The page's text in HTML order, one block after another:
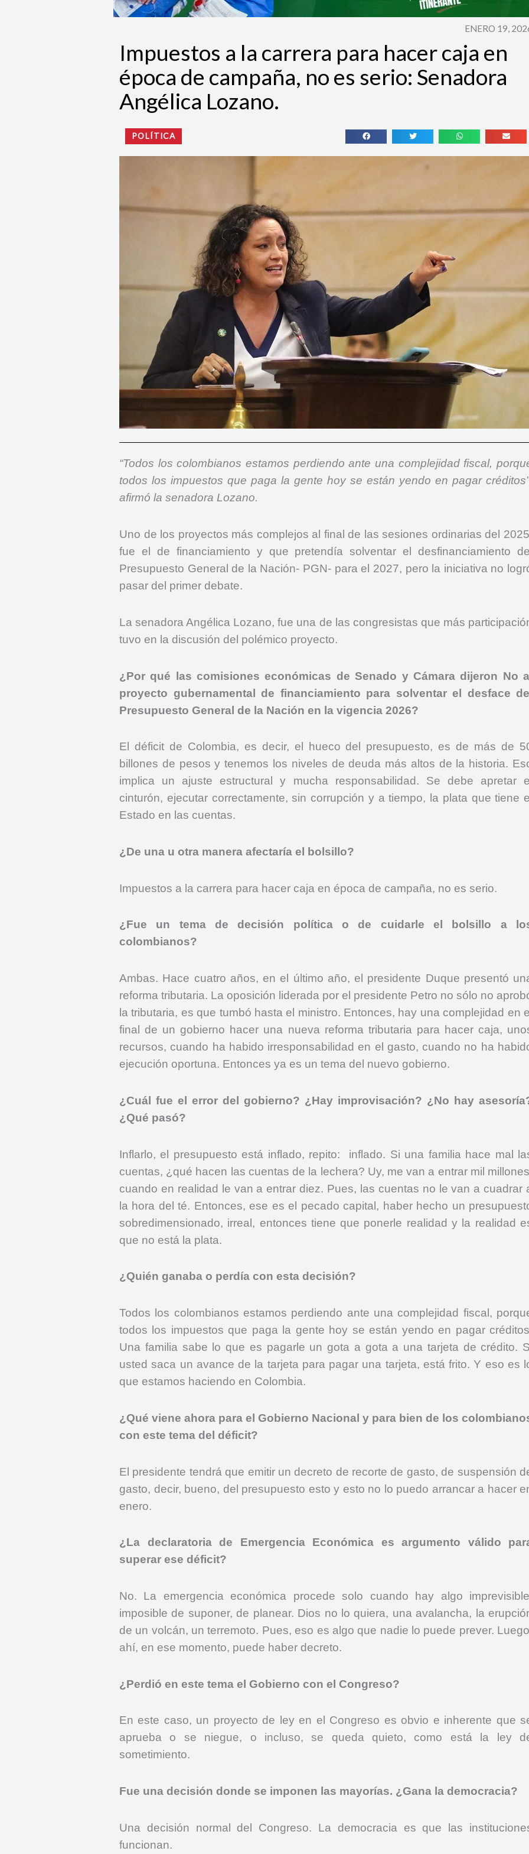
ENERO 19,
Impuestos a la carrera para hacer caja en
época de campaña, no es serio: Senadora
Angélica Lozano.
POLÍTICA
“Todos los colombianos estamos perdiendo ante una complejidad fiscal,
todos los impuestos que paga la gente hoy se están yendo en pagar
afirmó la senadora Lozano.
Uno de los proyectos más complejos al final de las sesiones ordinarias del
fue el de financiamiento y que pretendía solventar el desfinanciamiento
Presupuesto General de la Nación- PGN- para el 2027, pero la iniciativa no
pasar del primer debate.
La senadora Angélica Lozano, fue una de las congresistas que más
tuvo en la discusión del polémico proyecto.
¿Por qué las comisiones económicas de Senado y Cámara dijeron No
proyecto gubernamental de financiamiento para solventar el desface
Presupuesto General de la Nación en la vigencia 2026?
El déficit de Colombia, es decir, el hueco del presupuesto, es de más de
billones de pesos y tenemos los niveles de deuda más altos de la historia.
implica un ajuste estructural y mucha responsabilidad. Se debe apretar
cinturón, ejecutar correctamente, sin corrupción y a tiempo, la plata que tiene
Estado en las cuentas.
¿De una u otra manera afectaría el bolsillo?
Impuestos a la carrera para hacer caja en época de campaña, no es serio.
¿Fue un tema de decisión política o de cuidarle el bolsillo a
colombianos?
Ambas. Hace cuatro años, en el último año, el presidente Duque presentó
reforma tributaria. La oposición liderada por el presidente Petro no sólo no
la tributaria, es que tumbó hasta el ministro. Entonces, hay una complejidad en
final de un gobierno hacer una nueva reforma tributaria para hacer caja,
recursos, cuando ha habido irresponsabilidad en el gasto, cuando no ha
ejecución oportuna. Entonces ya es un tema del nuevo gobierno.
¿Cuál fue el error del gobierno? ¿Hay improvisación? ¿No hay
¿Qué pasó?
Inflarlo, el presupuesto está inflado, repito: inflado. Si una familia hace mal
cuentas, ¿qué hacen las cuentas de la lechera? Uy, me van a entrar mil
cuando en realidad le van a entrar diez. Pues, las cuentas no le van a cuadrar
la hora del té. Entonces, ese es el pecado capital, haber hecho un
sobredimensionado, irreal, entonces tiene que ponerle realidad y la realidad
que no está la plata.
¿Quién ganaba o perdía con esta decisión?
Todos los colombianos estamos perdiendo ante una complejidad fiscal,
todos los impuestos que paga la gente hoy se están yendo en pagar
Una familia sabe lo que es pagarle un gota a gota a una tarjeta de crédito.
usted saca un avance de la tarjeta para pagar una tarjeta, está frito. Y eso es
que estamos haciendo en Colombia.
¿Qué viene ahora para el Gobierno Nacional y para bien de los
con este tema del déficit?
El presidente tendrá que emitir un decreto de recorte de gasto, de suspensión
gasto, decir, bueno, del presupuesto esto y esto no lo puedo arrancar a hacer
enero.
¿La declaratoria de Emergencia Económica es argumento válido
superar ese déficit?
No. La emergencia económica procede solo cuando hay algo
imposible de suponer, de planear. Dios no lo quiera, una avalancha, la
de un volcán, un terremoto. Pues, eso es algo que nadie lo puede prever.
ahí, en ese momento, puede haber decreto.
¿Perdió en este tema el Gobierno con el Congreso?
En este caso, un proyecto de ley en el Congreso es obvio e inherente que
aprueba o se niegue, o incluso, se queda quieto, como está la ley
sometimiento.
Fue una decisión donde se imponen las mayorías. ¿Gana la democracia?
Una decisión normal del Congreso. La democracia es que las
funcionan.